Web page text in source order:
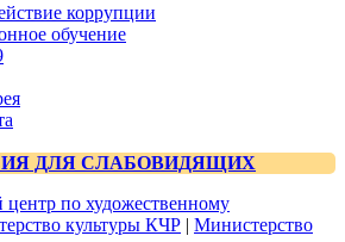
коррупции
обучение
ДЛЯ СЛАБОВИДЯЩИХ
по художественному
культуры КЧР | Министерство